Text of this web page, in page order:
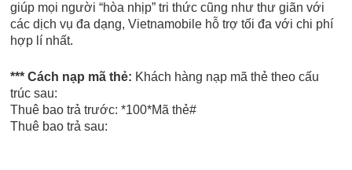
giúp mọi người “hòa nhịp” tri thức cũng như thư giãn với
các dịch vụ đa dạng, Vietnamobile hỗ trợ tối đa với chi phí
hợp lí nhất.
*** Cách nạp mã thẻ: Khách hàng nạp mã thẻ theo cấu
trúc sau:
Thuê bao trả trước: *100*Mã thẻ#
Thuê bao trả sau: